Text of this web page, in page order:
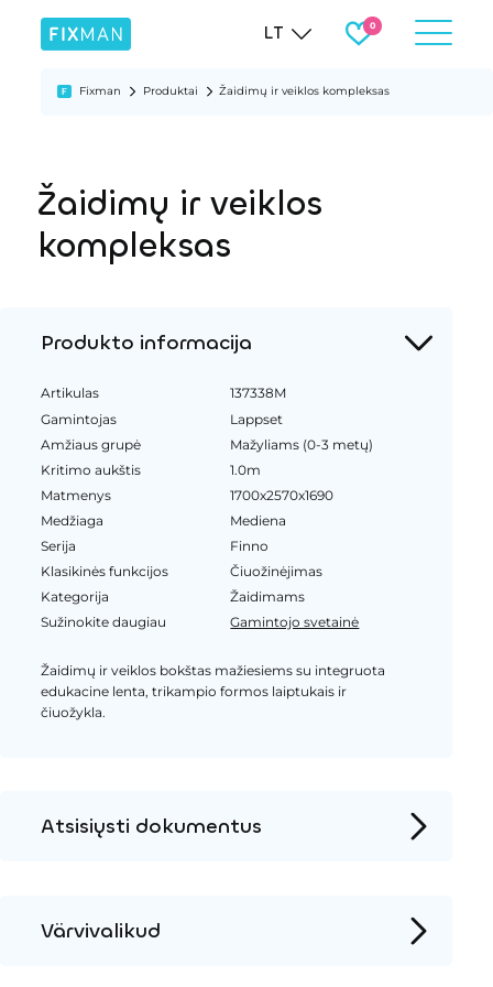
LT
Fixman Produktai Žaidimų ir veiklos kompleksas
Žaidimų ir veiklos
kompleksas
Produkto informacija
Artikulas
137338M
Gamintojas
Lappset
Amžiaus grupė
Mažyliams (0-3 metų)
Kritimo aukštis
1.0m
Matmenys
1700x2570x1690
Medžiaga
Mediena
Serija
Finno
Klasikinės funkcijos
Čiuožinėjimas
Kategorija
Žaidimams
Sužinokite daugiau
Gamintojo svetainė
Žaidimų ir veiklos bokštas mažiesiems su integruota
edukacine lenta, trikampio formos laiptukais ir
čiuožykla.
Atsisiųsti dokumentus
Värvivalikud